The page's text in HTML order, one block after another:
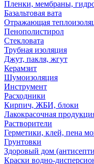
Пленки, мембраны,
Базальтовая вата
Отражающая
Пенополистирол
Стекловата
Трубная изоляция
Джут, пакля, жгут
Керамзит
Шумоизоляция
Инструмент
Расходники
Кирпич, ЖБИ, блоки
Лакокрасочная
Растворители
Герметики, клей, пена
Грунтовки
Здоровый дом
Краски водно-